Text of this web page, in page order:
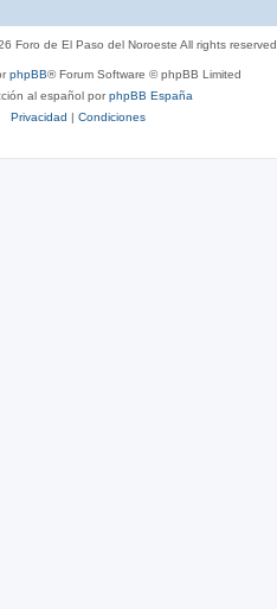
Foro de El Paso del Noroeste All rights reserved.
phpBB® Forum Software © phpBB Limited
al español porphpBB España
Privacidad | Condiciones